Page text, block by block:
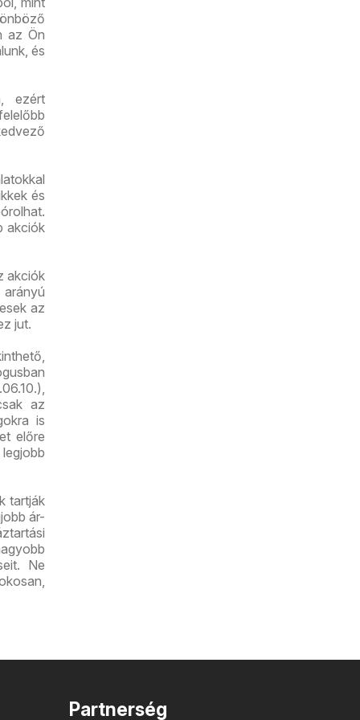
az Ön
és
ezért
és
akciók
akciók
az
jut.
az
is
előre
tartják
ár-
Ne
Partnerség